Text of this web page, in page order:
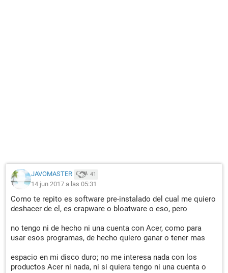
JAVOMASTER 41
14 jun 2017 a las 05:31
Como te repito es software pre-instalado del cual me quiero
deshacer de el, es crapware o bloatware o eso, pero
no tengo ni de hecho ni una cuenta con Acer, como para
usar esos programas, de hecho quiero ganar o tener mas
espacio en mi disco duro; no me interesa nada con los
productos Acer ni nada, ni si quiera tengo ni una cuenta o